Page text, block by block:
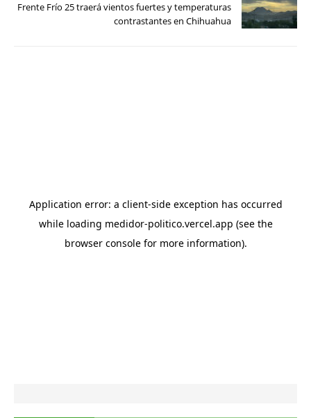
Frente Frío 25 traerá vientos fuertes y temperaturas
contrastantes en Chihuahua